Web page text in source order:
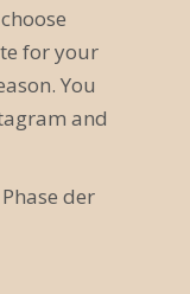
for your
You
and
der